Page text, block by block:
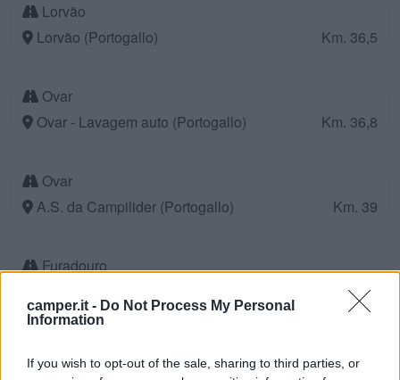
camper.it - Do Not Process My Personal
Information
If you wish to opt-out of the sale, sharing to third parties, or
Lorvão
Lorvão (Portogallo)
Km. 36,5
Ovar
Ovar - Lavagem auto (Portogallo)
Km. 36,8
Ovar
A.S. da Campilider (Portogallo)
Km. 39
Furadouro
Km. 39,1